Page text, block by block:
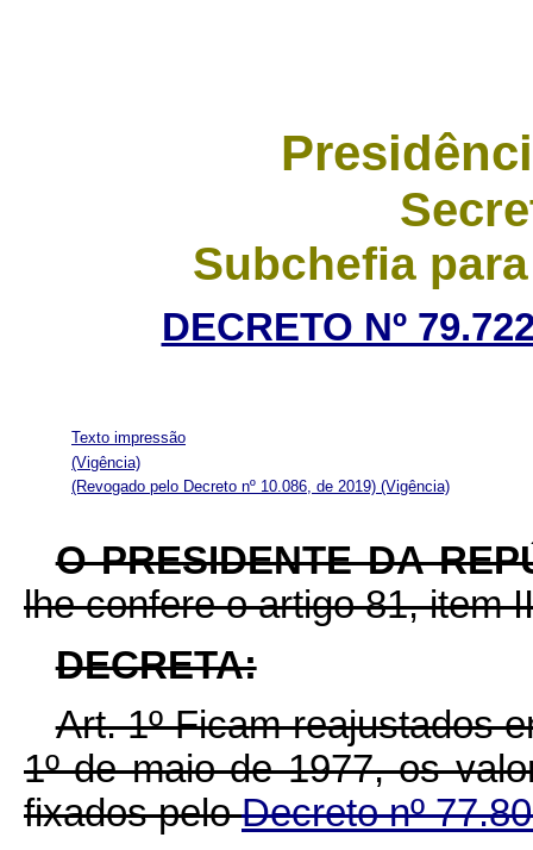
Subchefia
DECRETO Nº
Texto impressão
(Vigência)
(Revogado pelo Decreto nº 10.086, de 2019) (Vigência)
O PRESIDENTE DA
lhe confere o artigo 81, item
DECRETA:
Art. 1º Ficam reajustados
1º de maio de 1977, os
fixados peloDecreto nº